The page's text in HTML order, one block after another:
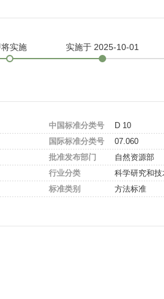
将实施 实施于 2025-10-01
中国标准分类号
D 10
国际标准分类号
07.060
批准发布部门
自然资源部
行业分类
科学研究和技
标准类别
方法标准